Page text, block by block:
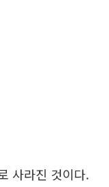
사라진 것이다.